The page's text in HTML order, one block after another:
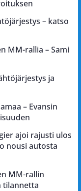
– katso
MM-rallia – Sami
ja
– Evansin
ajoi rajusti ulos
nousi autosta
MM-rallin
tilannetta